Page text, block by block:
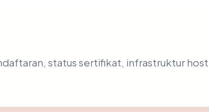
status sertifikat, infrastruktur